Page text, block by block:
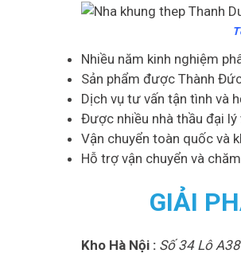
Nhiều năm kinh nghiệm
Sản phẩm được Thành
Dịch vụ tư vấn tận tình và
Được nhiều nhà thầu đại
Vận chuyển toàn quốc và
Hỗ trợ vận chuyển và
GIẢI
Kho Hà Nội : Số 34 Lô